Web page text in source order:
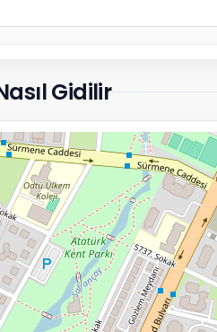
Gidilir